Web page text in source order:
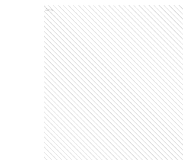
Ads